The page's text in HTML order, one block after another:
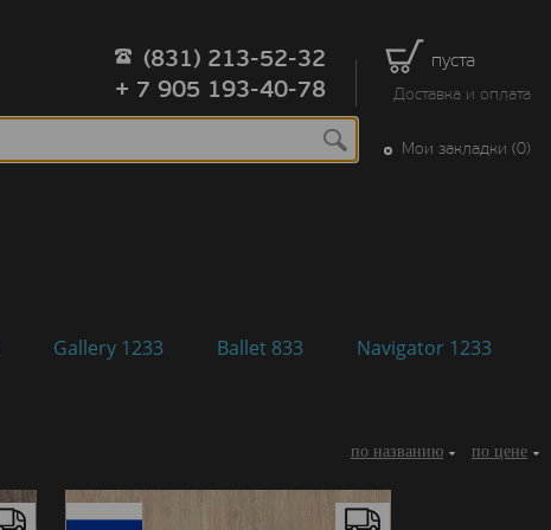
пуста
Доставка и оплата
(831) 213-52-32
+ 7 905 193-40-78
Мои закладки (0)
Gallery 1233 Ballet 833
Navigator 1233
по названию по цене